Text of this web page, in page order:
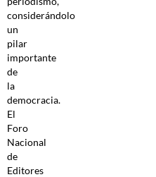
considerándolo
un
pilar
importante
de
la
democracia.
El
Foro
Nacional
de
Editores